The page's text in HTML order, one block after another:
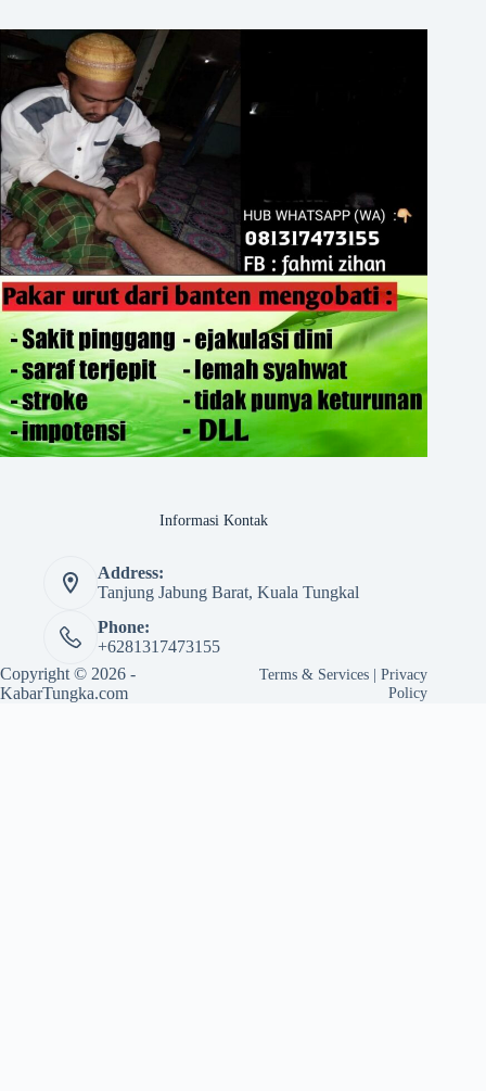
Informasi Kontak
Address:
Tanjung Jabung Barat, Kuala Tungkal
Phone:
+6281317473155
Copyright © 2026 -
KabarTungka.com
Terms & Services |Privacy
Policy